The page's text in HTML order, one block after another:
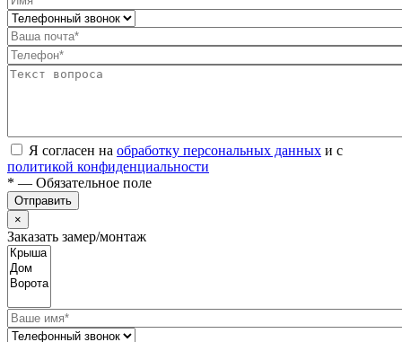
Я согласен на обработку персональных данных и с
политикой конфиденциальности
* — Обязательное поле
Отправить
×
Заказать замер/монтаж